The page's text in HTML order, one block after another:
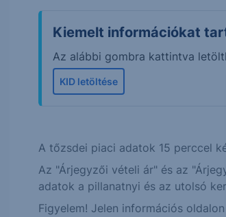
Kiemelt információkat
Az alábbi gombra kattintva
KID letöltése
A tőzsdei piaci adatok 15 perccel
Az "Árjegyzői vételi ár" és az
adatok a pillanatnyi és az utolsó
Figyelem! Jelen információs